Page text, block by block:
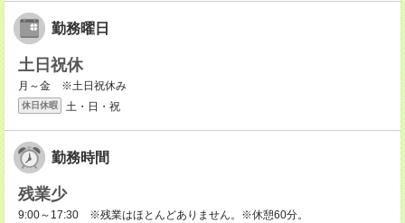
勤務曜日
土日祝休
月～金 ※土日祝休み
休日休暇 土・日・祝
勤務時間
残業少
9:00～17:30 ※残業はほとんどありません。※休憩60分。